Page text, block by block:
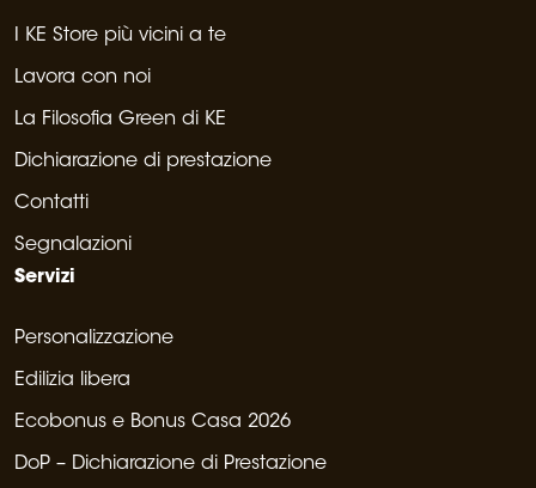
I KE Store più vicini a te
Lavora con noi
La Filosofia Green di KE
Dichiarazione di prestazione
Contatti
Segnalazioni
Servizi
Personalizzazione
Edilizia libera
Ecobonus e Bonus Casa 2026
DoP – Dichiarazione di Prestazione